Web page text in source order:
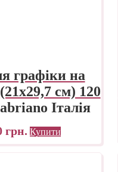
графіки на
см) 120
Італія
грн. Купити